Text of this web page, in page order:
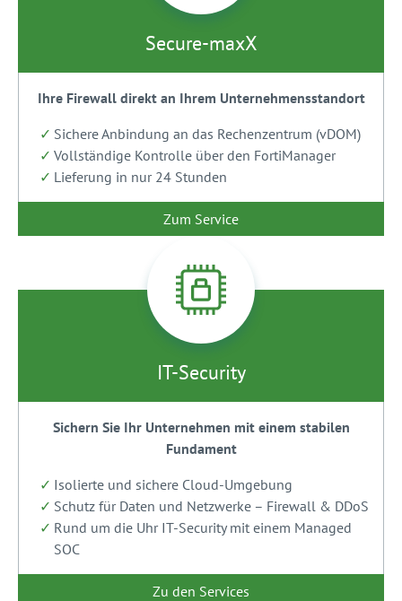
Secure-maxX
Ihre Firewall direkt an Ihrem Unternehmensstandort
Sichere Anbindung an das Rechenzentrum (vDOM)
Vollständige Kontrolle über den FortiManager
Lieferung in nur 24 Stunden
Zum Service
IT-Security
Sichern Sie Ihr Unternehmen mit einem stabilen
Fundament
Isolierte und sichere Cloud-Umgebung
Schutz für Daten und Netzwerke – Firewall & DDoS
Rund um die Uhr IT-Security mit einem Managed
SOC
Zu den Services